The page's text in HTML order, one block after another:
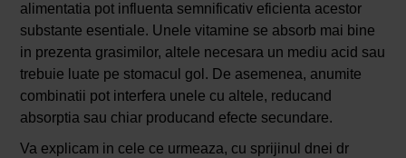
alimentatia pot influenta semnificativ eficienta acestor
substante esentiale. Unele vitamine se absorb mai bine
in prezenta grasimilor, altele necesara un mediu acid sau
trebuie luate pe stomacul gol. De asemenea, anumite
combinatii pot interfera unele cu altele, reducand
absorptia sau chiar producand efecte secundare.
Va explicam in cele ce urmeaza, cu sprijinul dnei dr